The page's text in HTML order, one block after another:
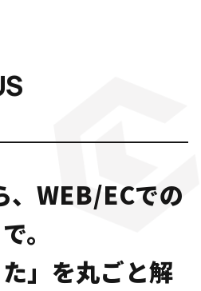
、WEB/ECでの
。
」を丸ごと解